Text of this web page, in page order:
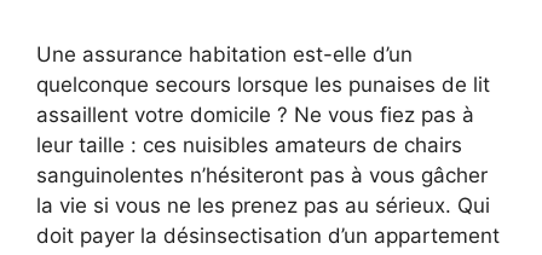
Une assurance habitation est-elle d’un
quelconque secours lorsque les punaises de lit
assaillent votre domicile ? Ne vous fiez pas à
leur taille : ces nuisibles amateurs de chairs
sanguinolentes n’hésiteront pas à vous gâcher
la vie si vous ne les prenez pas au sérieux. Qui
doit payer la désinsectisation d’un appartement